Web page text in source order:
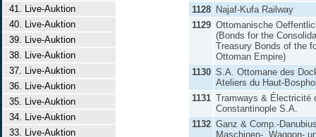
41. Live-Auktion
40. Live-Auktion
39. Live-Auktion
38. Live-Auktion
37. Live-Auktion
36. Live-Auktion
35. Live-Auktion
34. Live-Auktion
33. Live-Auktion
1128
Najaf-Kufa Railway
1129 Ottomanische
(Bonds for the
Treasury Bonds of the
Ottoman Empire)
1130 S.A. Ottomane des
Ateliers du Haut-
1131 Tramways & Électricité
Constantinople S.A.
1132 Ganz & Comp.-
Maschinen-, Waggon-